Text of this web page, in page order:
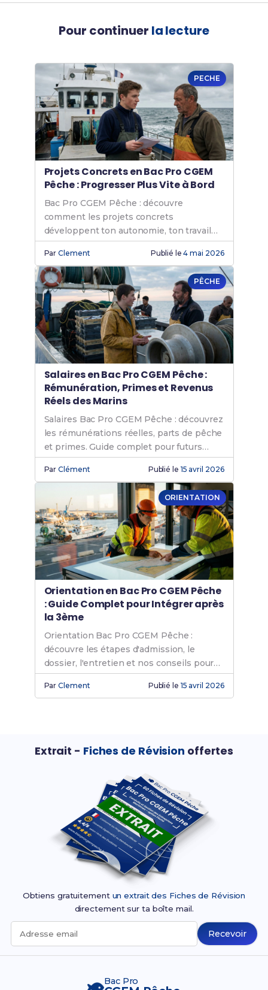
Pour continuer la lecture
PECHE
Projets Concrets en Bac Pro CGEM
Pêche : Progresser Plus Vite à Bord
Bac Pro CGEM Pêche : découvre
comment les projets concrets
développent ton autonomie, ton travail
d'équipe et tes responsabilités en pêche
maritime.
ParClement Publié le4 mai 2026
PÊCHE
Salaires en Bac Pro CGEM Pêche :
Rémunération, Primes et Revenus
Réels des Marins
Salaires Bac Pro CGEM Pêche : découvrez
les rémunérations réelles, parts de pêche
et primes. Guide complet pour futurs
diplômés.
ParClément Publié le 15 avril 2026
ORIENTATION
Orientation en Bac Pro CGEM Pêche
: Guide Complet pour Intégrer après
la 3ème
Orientation Bac Pro CGEM Pêche :
découvre les étapes d'admission, le
dossier, l'entretien et nos conseils pour
réussir après la 3ème.
ParClement Publié le 15 avril 2026
Extrait - Fiches de Révision offertes
Obtiens gratuitement un extrait des Fiches de Révision
directement sur ta boîte mail.
Adresse email Recevoir
Bac Pro